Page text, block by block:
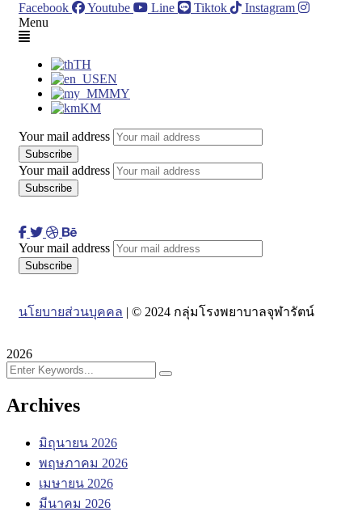
Facebook Youtube Line Tiktok
Instagram
Menu
TH
EN
MY
KM
Your mail address
Your mail address
Your mail address
นโยบายส่วนบุคคล | © 2024 กลุ่มโรงพยาบาลจุฬารัตน์
2026
Archives
มิถุนายน 2026
พฤษภาคม 2026
เมษายน 2026
มีนาคม 2026